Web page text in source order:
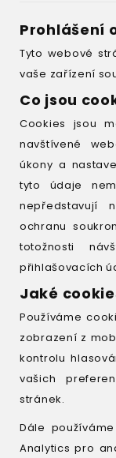
Prohlášení
Tyto webové
vaše zařízení
Co jsou
Cookies jsou
navštívené
úkony a
tyto údaje
nepředstavují
ochranu
totožnosti
přihlašovacích
Jaké
Používáme
zobrazení z
kontrolu
vašich
stránek.
Dále
Analytics pro